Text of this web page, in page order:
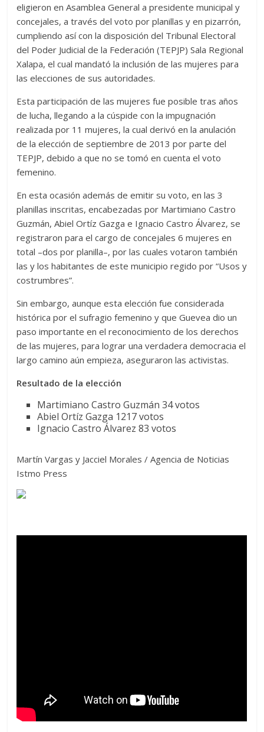
eligieron en Asamblea General a presidente municipal y
concejales, a través del voto por planillas y en pizarrón,
cumpliendo así con la disposición del Tribunal Electoral
del Poder Judicial de la Federación (TEPJP) Sala Regional
Xalapa, el cual mandató la inclusión de las mujeres para
las elecciones de sus autoridades.
Esta participación de las mujeres fue posible tras años
de lucha, llegando a la cúspide con la impugnación
realizada por 11 mujeres, la cual derivó en la anulación
de la elección de septiembre de 2013 por parte del
TEPJP, debido a que no se tomó en cuenta el voto
femenino.
En esta ocasión además de emitir su voto, en las 3
planillas inscritas, encabezadas por Martimiano Castro
Guzmán, Abiel Ortíz Gazga e Ignacio Castro Álvarez, se
registraron para el cargo de concejales 6 mujeres en
total –dos por planilla–, por las cuales votaron también
las y los habitantes de este municipio regido por “Usos y
costrumbres”.
Sin embargo, aunque esta elección fue considerada
histórica por el sufragio femenino y que Guevea dio un
paso importante en el reconocimiento de los derechos
de las mujeres, para lograr una verdadera democracia el
largo camino aún empieza, aseguraron las activistas.
Resultado de la elección
Martimiano Castro Guzmán 34 votos
Abiel Ortíz Gazga 1217 votos
Ignacio Castro Álvarez 83 votos
Martín Vargas y Jacciel Morales / Agencia de Noticias
Istmo Press